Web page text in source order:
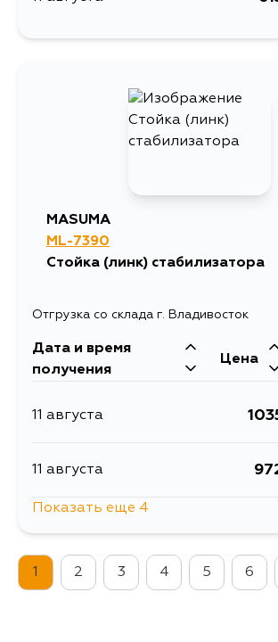
MASUMA
ML-7390
Стойка (линк) стабилизатора
Отгрузка со склада г. Владивосток
Дата и время
получения
Цена
11 августа
11 августа
13 августа 1307
Показать еще 4
1 2 3 4 5 6